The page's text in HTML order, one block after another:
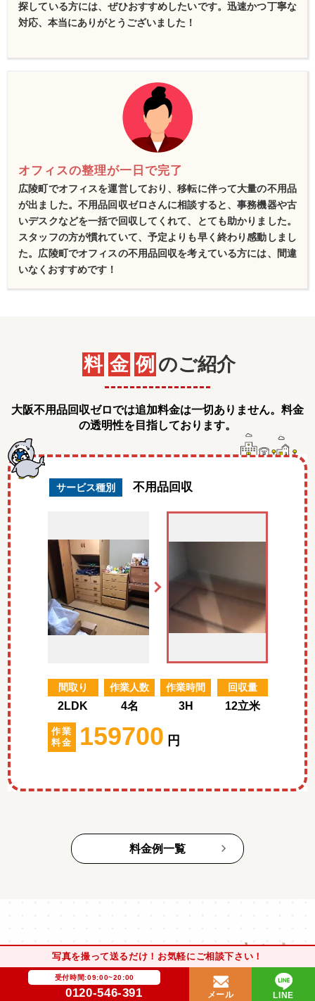
探している方には、ぜひおすすめしたいです。迅速かつ丁寧な
対応、本当にありがとうございました！
オフィスの整理が一日で完了
広陵町でオフィスを運営しており、移転に伴って大量の不用品
が出ました。不用品回収ゼロさんに相談すると、事務機器や古
いデスクなどを一括で回収してくれて、とても助かりました。
スタッフの方が慣れていて、予定よりも早く終わり感動しまし
た。広陵町でオフィスの不用品回収を考えている方には、間違
いなくおすすめです！
料 金 例 のご紹介
大阪不用品回収ゼロでは追加料金は一切ありません。料金
の透明性を目指しております。
サービス種別 不用品回収
間取り
2LDK
作業人数
4名
作業時間
3H
回収量
12立米
作業
料金
159700 円
料金例一覧
¥買取実績
写真を撮って送るだけ！お気軽にご相談下さい！
受付時間:09:00~20:00
0120-546-391 メール LINE